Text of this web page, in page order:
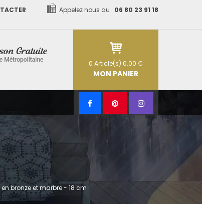
Appelez nous au : 06 80 23 91 18
0 Article(s) 0.00 €
MON PANIER
bronze et marbre - 18 cm